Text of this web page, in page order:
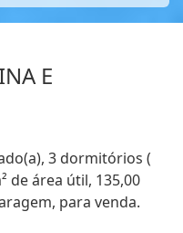
E
3 dormitórios (
de área útil, 135,00
para venda.